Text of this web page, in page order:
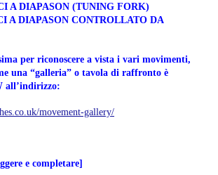
A DIAPASON (TUNING FORK)
A DIAPASON CONTROLLATO DA
per riconoscere a vista i vari movimenti,
una “galleria” o tavola di raffronto è
all’indirizzo:
movement-gallery/
e completare]